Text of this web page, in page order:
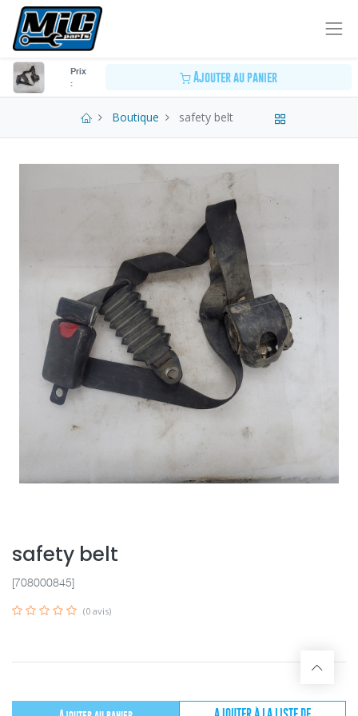
Prix
:
Ajouter au panier
Boutique safety belt
safety belt
[708000845]
(0 avis)